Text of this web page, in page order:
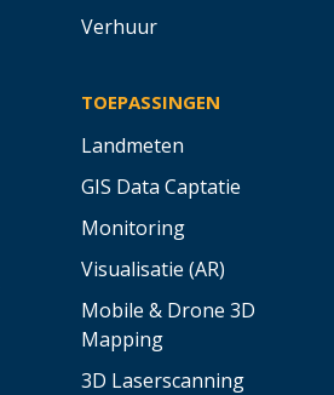
Verhuur
TOEPASSINGEN
Landmeten
GIS Data Captatie
Monitoring
Visualisatie (AR)
Mobile & Drone 3D
Mapping
3D Laserscanning